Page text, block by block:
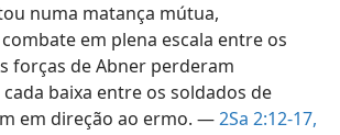
numa matança mútua,
em plena escala entre os
forças de Abner perderam
baixa entre os soldados de
em direção ao ermo. —2Sa 2:12-17,